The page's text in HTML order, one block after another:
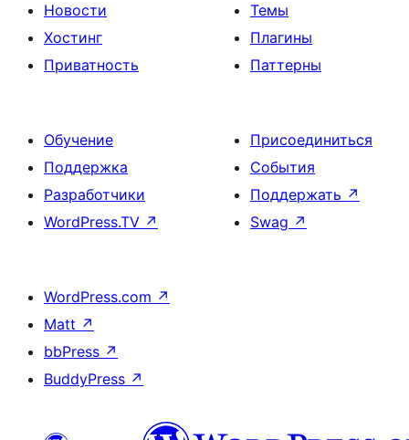
Новости
Хостинг
Приватность
Темы
Плагины
Паттерны
Обучение
Поддержка
Разработчики
WordPress.TV ↗
Присоединиться
События
Поддержать ↗
Swag ↗
WordPress.com ↗
Matt ↗
bbPress ↗
BuddyPress ↗